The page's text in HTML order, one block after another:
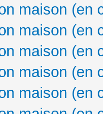
maison (en
maison (en
maison (en
maison (en
maison (en